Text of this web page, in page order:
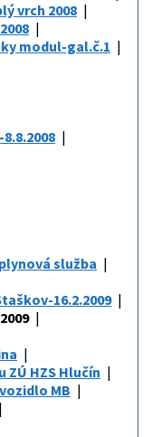
vrch 2008
modul-gal.č.1
služba
16.2.2009
ZÚ HZS Hlučín
MB